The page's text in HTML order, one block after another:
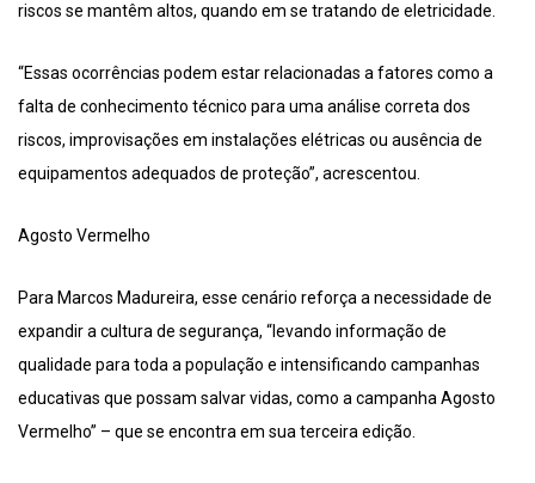
riscos se mantêm altos, quando em se tratando de eletricidade.
“Essas ocorrências podem estar relacionadas a fatores como a
falta de conhecimento técnico para uma análise correta dos
riscos, improvisações em instalações elétricas ou ausência de
equipamentos adequados de proteção”, acrescentou.
Agosto Vermelho
Para Marcos Madureira, esse cenário reforça a necessidade de
expandir a cultura de segurança, “levando informação de
qualidade para toda a população e intensificando campanhas
educativas que possam salvar vidas, como a campanha Agosto
Vermelho” – que se encontra em sua terceira edição.